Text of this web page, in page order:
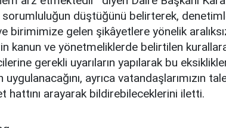
düştüğünü belirterek,
birimimize gelen şikâyetlere yönelik
kanun ve yönetmeliklerde belirtilen kurallara
gerekli uyarıların yapılarak bu
ayrıca vatandaşlarımızın
hattını arayarak bildirebileceklerini iletti.